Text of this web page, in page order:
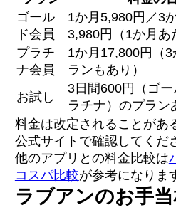
ゴール
ド会員
1か月5,980円／3
3,980円（1か月あ
プラチ
ナ会員
1か月17,800円（
ランもあり）
お試し
3日間600円（ゴ
ラチナ）のプラン
料金は改定されることがあ
公式サイトで確認してくだ
他のアプリとの料金比較は
コスパ比較が参考になりま
ラブアンのお手